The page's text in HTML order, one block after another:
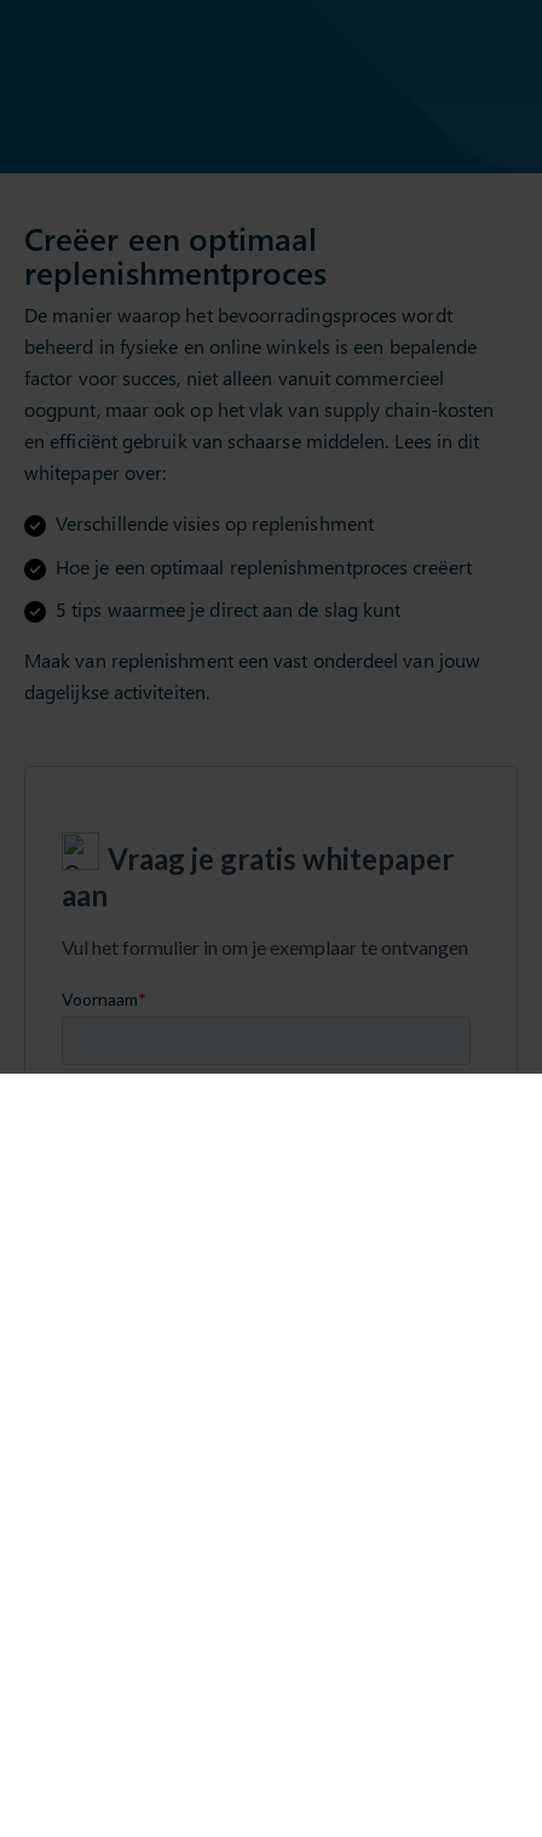
Creëer een optimaal
replenishmentproces
De manier waarop het bevoorradingsproces wordt
beheerd in fysieke en online winkels is een bepalende
factor voor succes, niet alleen vanuit commercieel
oogpunt, maar ook op het vlak van supply chain-kosten
en efficiënt gebruik van schaarse middelen. Lees in dit
whitepaper over:
Verschillende visies op replenishment
Hoe je een optimaal replenishmentproces creëert
5 tips waarmee je direct aan de slag kunt
Maak van replenishment een vast onderdeel van jouw
dagelijkse activiteiten.